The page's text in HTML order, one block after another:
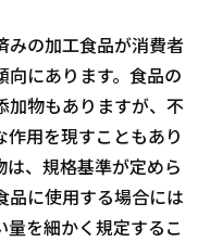
の加工食品が消費者
向にあります。食品の
加物もありますが、不
用を現すこともあり
は、規格基準が定めら
品に使用する場合には
を細かく規定するこ